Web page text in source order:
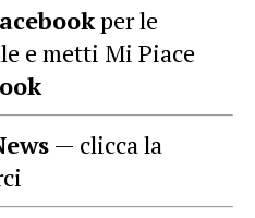
per le
e metti Mi Piace
— clicca la